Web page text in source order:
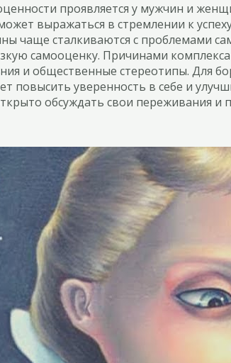
проявляется у мужчин и
выражаться в стремлении к
чаще сталкиваются с проблемами
самооценку. Причинами
и общественные стереотипы. Для
повысить уверенность в себе и
обсуждать свои переживания и